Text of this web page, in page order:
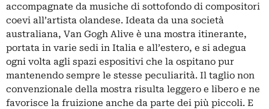
accompagnate da musiche di sottofondo di compositori
coevi all’artista olandese. Ideata da una società
australiana, Van Gogh Alive è una mostra itinerante,
portata in varie sedi in Italia e all’estero, e si adegua
ogni volta agli spazi espositivi che la ospitano pur
mantenendo sempre le stesse peculiarità. Il taglio non
convenzionale della mostra risulta leggero e libero e ne
favorisce la fruizione anche da parte dei più piccoli. E